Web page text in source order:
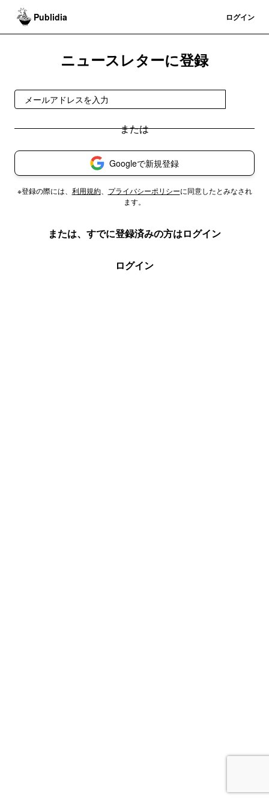
Publidia ログイン
ニュースレターに登録
Googleで新規登録
※登録の際には、 利用規約、 プライバシーポリシーに同意したとみなされ
ます。
または、すでに登録済みの方はログイン
ログイン